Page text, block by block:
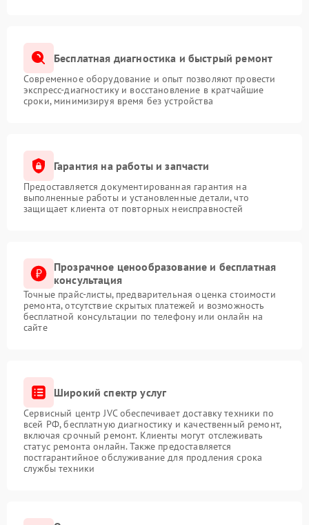
Бесплатная диагностика и быстрый ремонт
Современное оборудование и опыт позволяют провести
экспресс-диагностику и восстановление в кратчайшие
сроки, минимизируя время без устройства
Гарантия на работы и запчасти
Предоставляется документированная гарантия на
выполненные работы и установленные детали, что
защищает клиента от повторных неисправностей
Прозрачное ценообразование и бесплатная
консультация
Точные прайс-листы, предварительная оценка стоимости
ремонта, отсутствие скрытых платежей и возможность
бесплатной консультации по телефону или онлайн на
сайте
Широкий спектр услуг
Сервисный центр JVC обеспечивает доставку техники по
всей РФ, бесплатную диагностику и качественный ремонт,
включая срочный ремонт. Клиенты могут отслеживать
статус ремонта онлайн. Также предоставляется
постгарантийное обслуживание для продления срока
службы техники